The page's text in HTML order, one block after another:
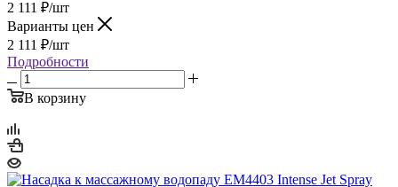
2 111 ₽/шт
Варианты цен
2 111 ₽/шт
Подробности
В корзину